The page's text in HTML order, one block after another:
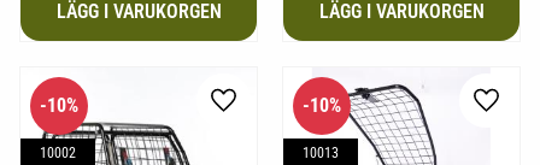
10%
10002
Lägg till i favoriter
10%
10013
Lägg